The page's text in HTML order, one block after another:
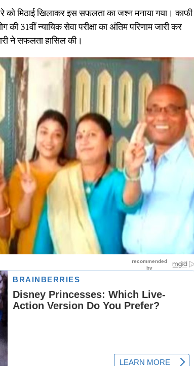
मिठाई खिलाकर इस सफलता का जश्न मनाया गया। काफी
31वीं न्यायिक सेवा परीक्षा का अंतिम परिणाम जारी कर
ने सफलता हासिल की।